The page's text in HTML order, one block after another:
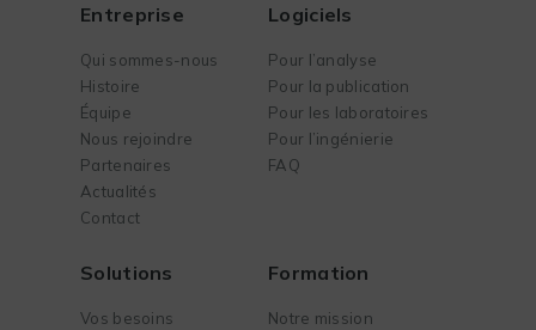
Entreprise
Qui sommes-nous
Histoire
Équipe
Nous rejoindre
Partenaires
Actualités
Contact
Logiciels
Pour l’analyse
Pour la publication
Pour les laboratoires
Pour l’ingénierie
FAQ
Solutions
Vos besoins
Formation
Notre mission